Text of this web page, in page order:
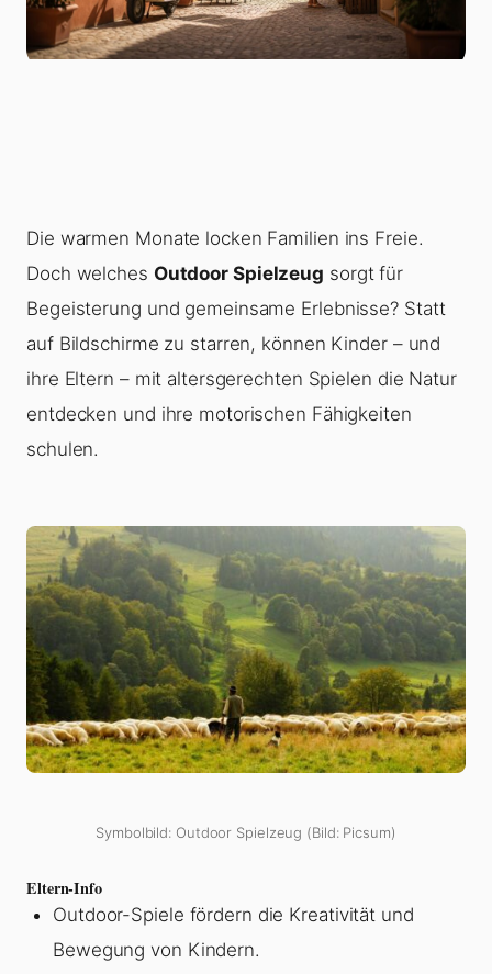
Die warmen Monate locken Familien ins Freie.
Doch welches Outdoor Spielzeug sorgt für
Begeisterung und gemeinsame Erlebnisse? Statt
auf Bildschirme zu starren, können Kinder – und
ihre Eltern – mit altersgerechten Spielen die Natur
entdecken und ihre motorischen Fähigkeiten
schulen.
Symbolbild: Outdoor Spielzeug (Bild: Picsum)
Eltern-Info
Outdoor-Spiele fördern die Kreativität und
Bewegung von Kindern.